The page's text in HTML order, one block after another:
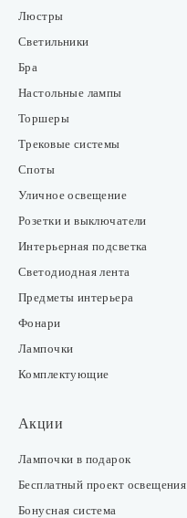
Люстры
Светильники
Бра
Настольные лампы
Торшеры
Трековые системы
Споты
Уличное освещение
Розетки и выключатели
Интерьерная подсветка
Светодиодная лента
Предметы интерьера
Фонари
Лампочки
Комплектующие
Акции
Лампочки в подарок
Бесплатный проект освещения
Бонусная система